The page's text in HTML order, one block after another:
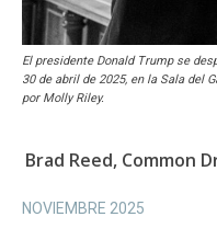
El presidente Donald Trump se
30 de abril de 2025, en la Sala del
por Molly Riley.
Brad Reed, Common
NOVIEMBRE 2025